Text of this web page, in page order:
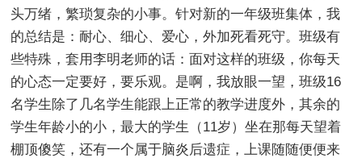
头万绪，繁琐复杂的小事。针对新的一年级班集体，我
的总结是：耐心、细心、爱心，外加死看死守。班级有
些特殊，套用李明老师的话：面对这样的班级，你每天
的心态一定要好，要乐观。是啊，我放眼一望，班级16
名学生除了几名学生能跟上正常的教学进度外，其余的
学生年龄小的小，最大的学生（11岁）坐在那每天望着
棚顶傻笑，还有一个属于脑炎后遗症，上课随随便便来